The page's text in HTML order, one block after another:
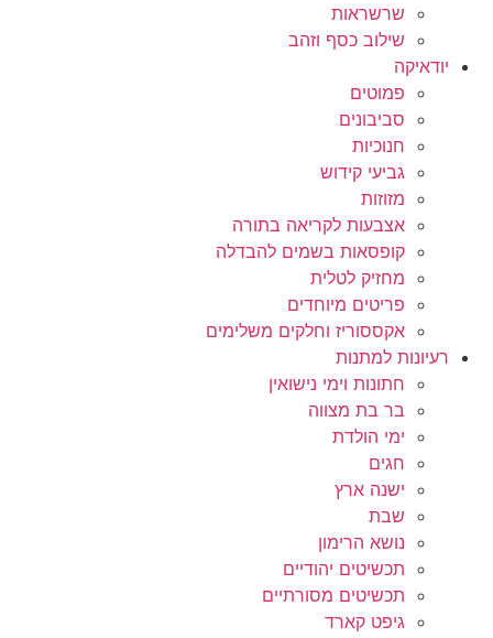
שרשראות
שילוב כסף וזהב
יודאיקה
פמוטים
סביבונים
חנוכיות
גביעי קידוש
מזוזות
אצבעות לקריאה בתורה
קופסאות בשמים להבדלה
מחזיק לטלית
פריטים מיוחדים
אקססוריז וחלקים משלימים
רעיונות למתנות
חתונות וימי נישואין
בר בת מצווה
ימי הולדת
חגים
ישנה ארץ
שבת
נושא הרימון
תכשיטים יהודיים
תכשיטים מסורתיים
גיפט קארד